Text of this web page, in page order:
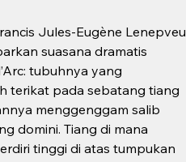
Jules-Eugène Lenepveu
suasana dramatis
tubuhnya yang
terikat pada sebatang tiang
menggenggam salib
domini. Tiang di mana
tinggi di atas tumpukan